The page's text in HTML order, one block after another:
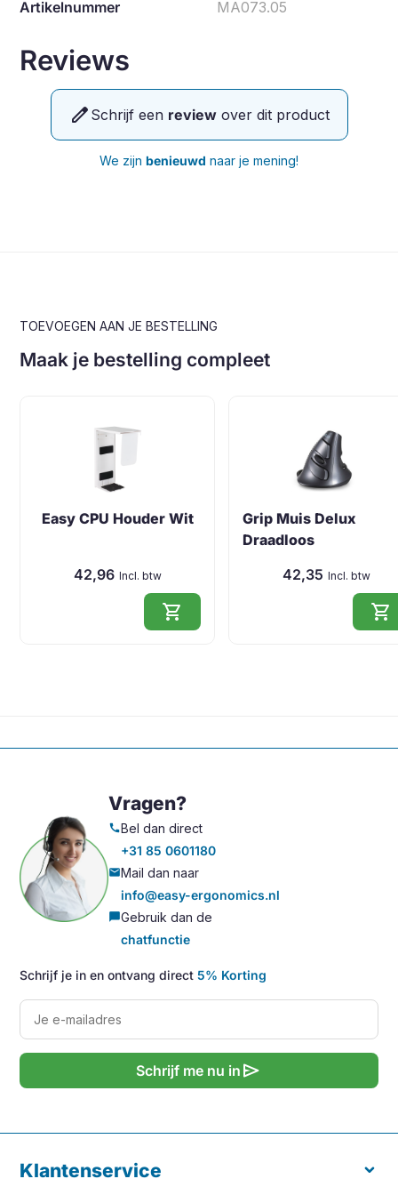
Artikelnummer MA073.05
Reviews
edit Schrijf een reviewover dit product
We zijn benieuwd naar je mening!
TOEVOEGEN AAN JE BESTELLING
Maak je bestelling compleet
Easy CPU Houder Wit
42,96 Incl. btw
shopping_cart
Grip Muis Delux
Draadloos
42,35 Incl. btw
shopping_cart
Vragen?
callBel dan direct
+31 85 0601180
mailMail dan naar
info@easy-ergonomics.nl
chat_bubbleGebruik dan de
chatfunctie
Schrijf je in en ontvang direct5% Korting
Schrijf me nu in send
Klantenservice